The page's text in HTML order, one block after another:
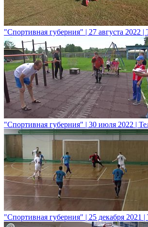
"Спортивная губерния" | 27 августа 2022
"Спортивная губерния" | 30 июля 2022 |
"Спортивная губерния" | 25 декабря 2021